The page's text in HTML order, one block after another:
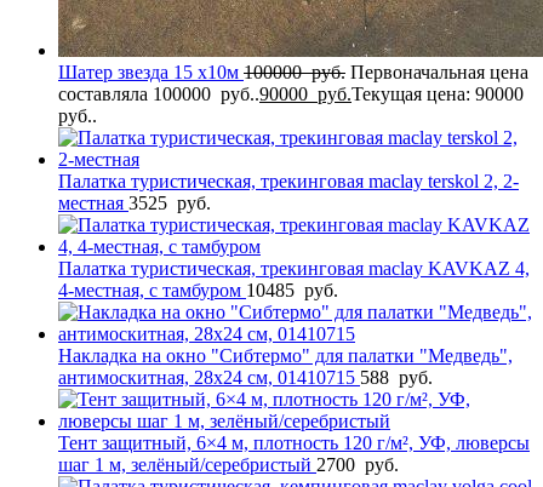
Шатер звезда 15 х10м 100000руб. Первоначальная цена
составляла 100000 руб..90000 руб.Текущая цена: 90000
руб..
Палатка туристическая, трекинговая maclay terskol 2, 2-
местная 3525 руб.
Палатка туристическая, трекинговая maclay KAVKAZ 4,
4-местная, с тамбуром 10485 руб.
Накладка на окно "Сибтермо" для палатки "Медведь",
антимоскитная, 28х24 см, 01410715 588 руб.
Тент защитный, 6×4 м, плотность 120 г/м², УФ, люверсы
шаг 1 м, зелёный/серебристый 2700 руб.